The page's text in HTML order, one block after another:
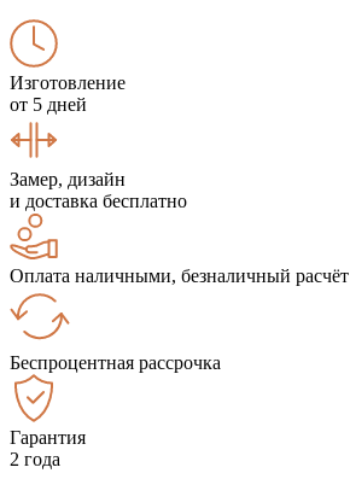
Изготовление
от 5 дней
Замер, дизайн
и доставка бесплатно
Оплата наличными, безналичный расчёт
Беспроцентная рассрочка
Гарантия
2 года